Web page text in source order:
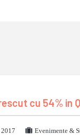
cu 54% in
Evenimente &